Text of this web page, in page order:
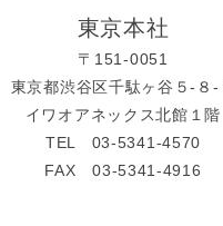
東京本社
〒151-0051
東京都渋谷区千駄ヶ谷５-８-
イワオアネックス北館１階
TEL 03-5341-4570
FAX 03-5341-4916